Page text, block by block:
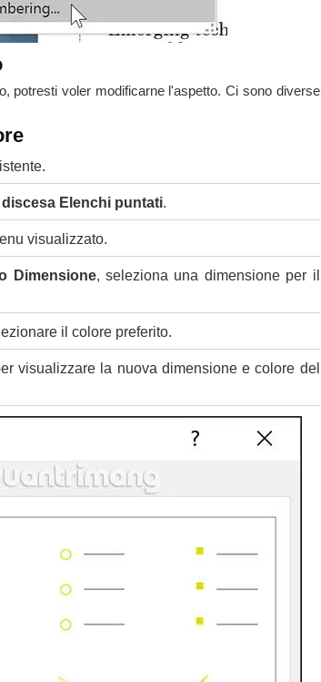
potresti voler modificarne l'aspetto. Ci sono diverse
Elenchi puntati.
visualizzato.
Dimensione, seleziona una dimensione per il
il colore preferito.
visualizzare la nuova dimensione e colore del